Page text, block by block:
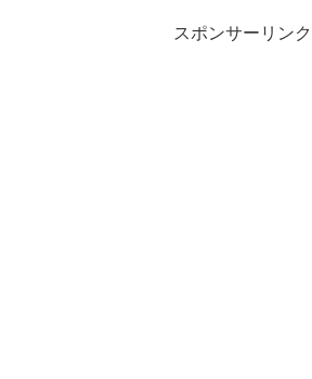
スポンサーリンク